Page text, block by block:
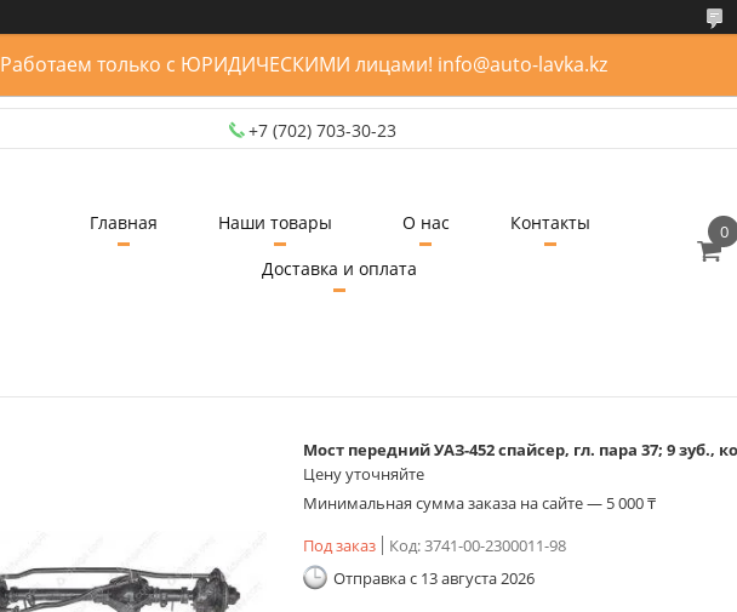
Работаем только с ЮРИДИЧЕСКИМИ лицами! info@auto-lavka.kz
+7 (702) 703-30-23
Главная Наши товары О нас
Контакты
Доставка и оплата
Мост передний УАЗ-452 спайсер, гл. пара 37; 9 зуб.,
Цену уточняйте
Минимальная сумма заказа на сайте — 5 000 ₸
Под заказ
Код:3741-00-2300011-98
Отправка с 13 августа 2026